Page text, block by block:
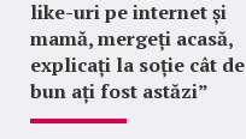
like-uri pe internet și
mamă, mergeți acasă,
explicați la soție cât de
bun ați fost astăzi”